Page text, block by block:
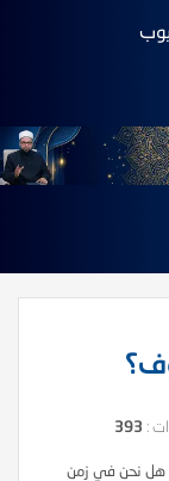
:
393
هل نحن في زمن